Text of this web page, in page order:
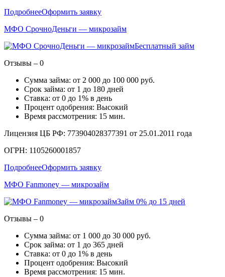
ПодробнееОформить заявку
МФО СрочноДеньги — микрозайм
Бесплатный займ
Отзывы – 0
Сумма займа: от 2 000 до 100 000 руб.
Срок займа: от 1 до 180 дней
Ставка: от 0 до 1% в день
Процент одобрения: Высокий
Время рассмотрения: 15 мин.
Лицензия ЦБ РФ: 773904028377391 от 25.01.2011 года
ОГРН: 1105260001857
ПодробнееОформить заявку
МФО Fanmoney — микрозайм
Займ 0% до 15 дней
Отзывы – 0
Сумма займа: от 1 000 до 30 000 руб.
Срок займа: от 1 до 365 дней
Ставка: от 0 до 1% в день
Процент одобрения: Высокий
Время рассмотрения: 15 мин.